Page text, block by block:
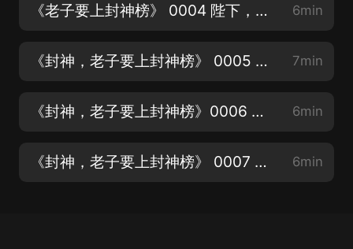
《老子要上封神榜》 0004 陛下，請賜臣一死 2(需要小可愛們的關注，評論，點讚哦) 6min
《封神，老子要上封神榜》 0005 老子要死，誰也攔不住 1(期收聽哦) 7min
《封神，老子要上封神榜》0006 老子要死，誰也攔不住 2(需要您的評論、點讚、分享) 6min
《封神，老子要上封神榜》 0007 我沈信與你們不共戴天 1(投月票贏紅包) 6min